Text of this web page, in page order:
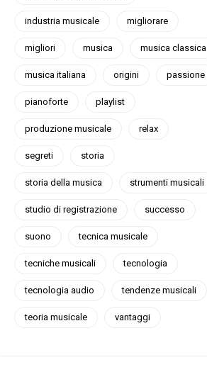
industria musicale migliorare
migliori musica musica classica
musica italiana origini passione
pianoforte playlist
produzione musicale relax
segreti storia
storia della musica strumenti musicali
studio di registrazione successo
suono tecnica musicale
tecniche musicali tecnologia
tecnologia audio tendenze musicali
teoria musicale vantaggi